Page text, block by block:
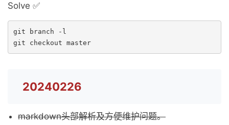
Solve ✅
git branch -l
git checkout master
20240226
markdown头部解析及方便维护问题。